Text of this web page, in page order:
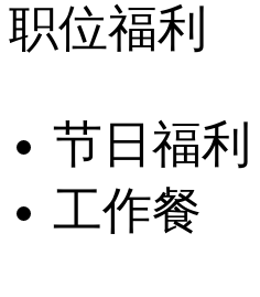
职位福利
节日福利
工作餐